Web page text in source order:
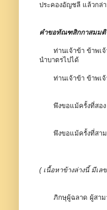
ประคองอัญชลี แล้วกล่
คำขอทัณฑสิกกาสมมติ
ท่านเจ้าข้า ข้าพเ
นำบาตรไปได้
ท่านเจ้าข้า ข้าพ
พึงขอแม้ครั้งที่สอง
พึงขอแม้ครั้งที่สาม
( เนื้อหาข้างล่างนี้ มีเล
ภิกษุผู้ฉลาด ผู้สาม